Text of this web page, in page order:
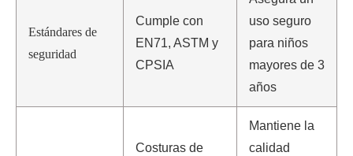
Estándares de
seguridad
Cumple con
EN71, ASTM y
CPSIA
uso seguro
para niños
mayores de 3
años
Costuras de
Mantiene la
calidad